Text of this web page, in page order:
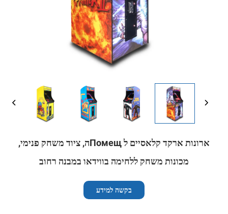
ארונות ארקד קלאסיים ל Помещה, ציוד משחק פנימי,
מכונות משחק ללחימה בווידאו במבנה רחוב
בקשה למידע